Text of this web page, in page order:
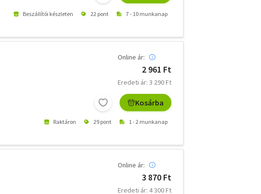
Beszállítói készleten 22 pont 7 - 10 munkanap
Online ár:
2 961 Ft
Eredeti ár: 3 290 Ft
Kosárba
Raktáron 29 pont 1 - 2 munkanap
Online ár:
3 870 Ft
Eredeti ár: 4 300 Ft